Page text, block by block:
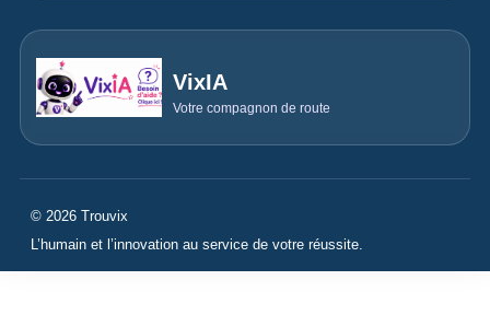
VixIA
Votre compagnon de route
© 2026 Trouvix
L’humain et l’innovation au service de votre réussite.